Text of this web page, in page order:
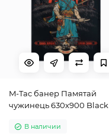
M-Tac банер Памятай
чужинець 630x900 Black
В наличии